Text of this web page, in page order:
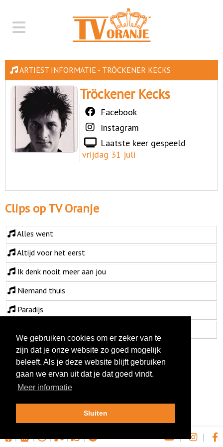
ARTIEST INFORMATIE - TRÖCKENER KECKS
Tröckener Kecks
Facebook
Instagram
Laatste keer gespeeld
vrijdag 31 juli
Clips op TV Oranje
Alles went
Altijd voor het eerst
Ik denk nooit meer aan jou
Niemand thuis
Paradijs
| | | | | | |
We gebruiken cookies om er zeker van te
zijn dat je onze website zo goed mogelijk
beleeft. Als je deze website blijft gebruiken
gaan we ervan uit dat je dat goed vindt.
Meer informatie
Sluiten